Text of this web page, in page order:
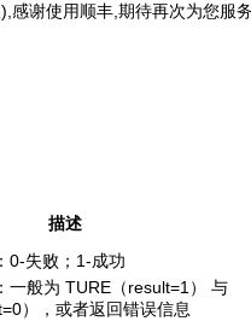
收),感谢使用顺丰,期待再次为您服
描述
0-失败；1-成功
一般为 TURE（result=1） 与
），或者返回错误信息